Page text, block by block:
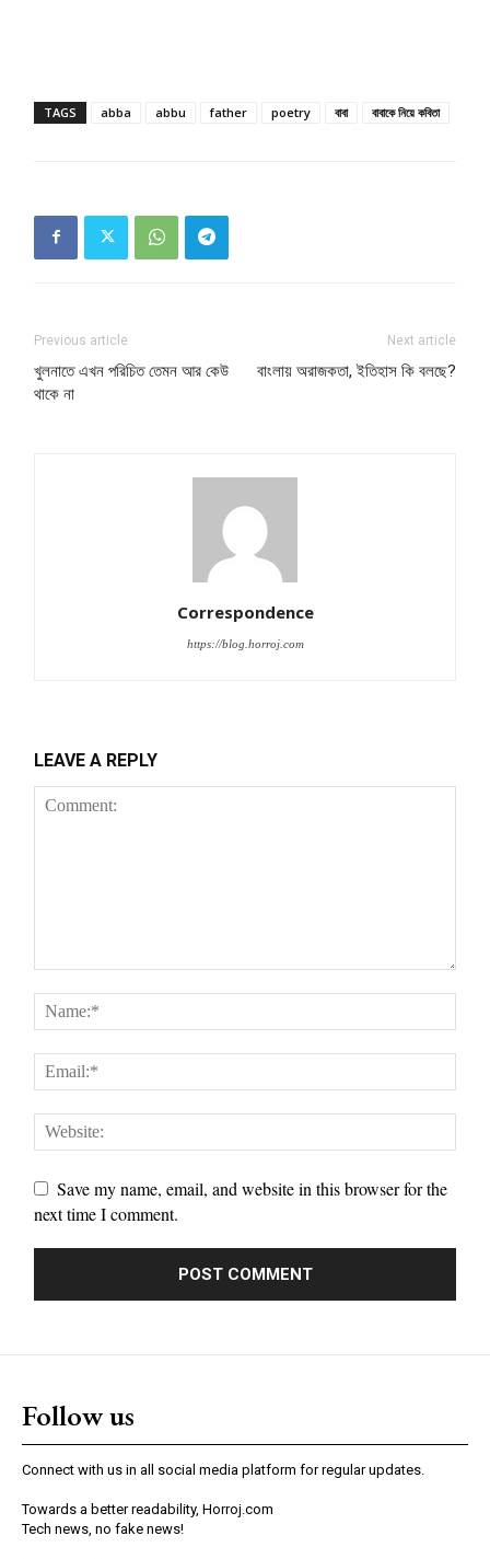
Free / forever
Praesent euismod ac
Orci varius natoque dolor
Member full access
/ year
Donec quis est ac felis
TAGS abba abbu father poetry বাবা বাবাকে নিয়ে কবিতা
Previous article
খুলনাতে এখন পরিচিত তেমন আর কেউ
থাকে না
Next article
বাংলায় অরাজকতা, ইতিহাস কি বলছে?
Correspondence
https://blog.horroj.com
LEAVE A REPLY
Save my name, email, and website in this browser for the
next time I comment.
Follow us
Connect with us in all social media platform for regular updates.
Towards a better readability, Horroj.com
Tech news, no fake news!